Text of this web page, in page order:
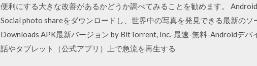
便利にする大きな改善があるかどうか調べてみることを勧めます。
Social photo shareをダウンロードし、世界中の写真を発見できる最新の
Downloads APK最新バージョン by BitTorrent, Inc.-最速-無料-Androidデ
話やタブレット（公式アプリ）上で急流を再生する